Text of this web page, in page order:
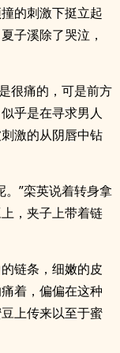
的刺激下挺立起
子溪除了哭泣，
很痛的，可是前方
乎是在寻求男人
激的从阴唇中钻
。”栾英说着转身拿
，夹子上带着链
链条，细嫩的皮
着，偏偏在这种
上传来以至于蜜